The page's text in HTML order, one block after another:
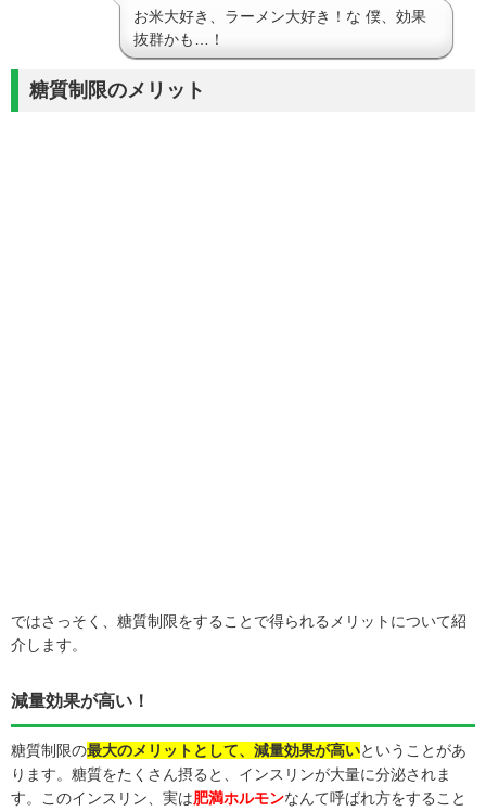
お米大好き、ラーメン大好き！な 僕、効果
抜群かも…！
糖質制限のメリット
ではさっそく、糖質制限をすることで得られるメリットについて紹
介します。
減量効果が高い！
糖質制限の最大のメリットとして、減量効果が高いということがあ
ります。糖質をたくさん摂ると、インスリンが大量に分泌されま
す。このインスリン、実は肥満ホルモンなんて呼ばれ方をすること